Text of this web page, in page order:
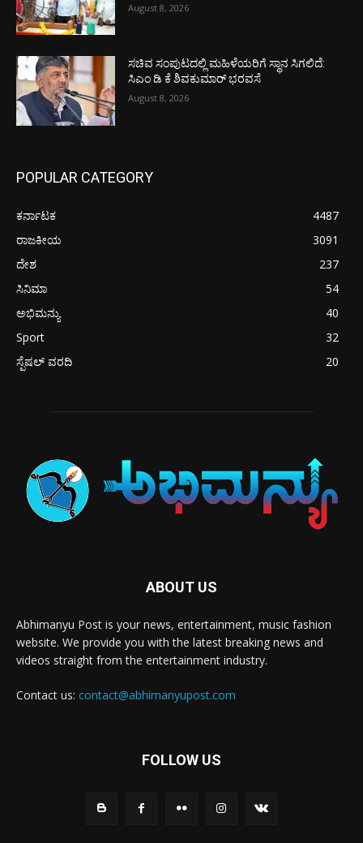
August 8, 2026
ಸಚಿವ ಸಂಪುಟದಲ್ಲಿ ಮಹಿಳೆಯರಿಗೆ ಸ್ಥಾನ ಸಿಗಲಿದೆ:
ಸಿಎಂ ಡಿ ಕೆ ಶಿವಕುಮಾರ್ ಭರವಸೆ
August 8, 2026
POPULAR CATEGORY
ಕರ್ನಾಟಕ
4487
ರಾಜಕೀಯ
3091
ದೇಶ
237
ಸಿನಿಮಾ
54
ಅಭಿಮನ್ಯು
40
Sport
32
ಸ್ಪೆಷಲ್ ವರದಿ
20
ABOUT US
Abhimanyu Post is your news, entertainment, music fashion
website. We provide you with the latest breaking news and
videos straight from the entertainment industry.
Contact us: contact@abhimanyupost.com
FOLLOW US